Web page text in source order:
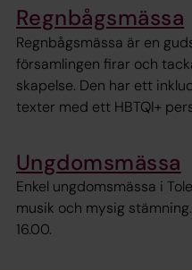
Regnbågsmässa
Regnbågsmässa är en
församlingen firar och
skapelse. Den har ett
texter med ett HBTQI+
Ungdomsmässa
Enkel ungdomsmässa i
musik och mysig
16.00.